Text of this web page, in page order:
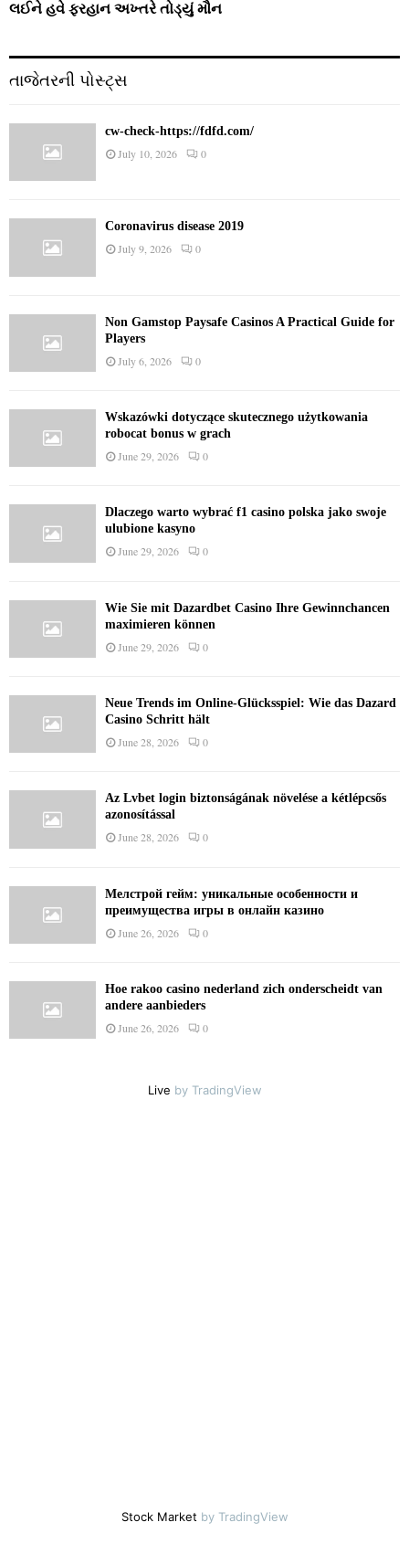
લઈને હવે ફરહાન અખ્તરે તોડ્યું મૌન
તાજેતરની પોસ્ટ્સ
cw-check-https://fdfd.com/
July 10, 2026 0
Coronavirus disease 2019
July 9, 2026 0
Non Gamstop Paysafe Casinos A Practical Guide for
Players
July 6, 2026 0
Wskazówki dotyczące skutecznego użytkowania
robocat bonus w grach
June 29, 2026 0
Dlaczego warto wybrać f1 casino polska jako swoje
ulubione kasyno
June 29, 2026 0
Wie Sie mit Dazardbet Casino Ihre Gewinnchancen
maximieren können
June 29, 2026 0
Neue Trends im Online-Glücksspiel: Wie das Dazard
Casino Schritt hält
June 28, 2026 0
Az Lvbet login biztonságának növelése a kétlépcsős
azonosítással
June 28, 2026 0
Мелстрой гейм: уникальные особенности и
преимущества игры в онлайн казино
June 26, 2026 0
Hoe rakoo casino nederland zich onderscheidt van
andere aanbieders
June 26, 2026 0
Live by TradingView
Stock Marketby TradingView